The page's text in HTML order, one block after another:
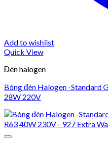
Add to wishlist
Quick View
Đèn halogen
Bóng đèn Halogen -Standard
28W 220V